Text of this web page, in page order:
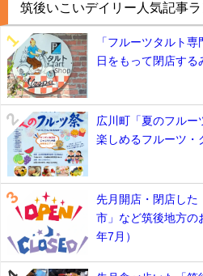
筑後いこいデイリー人気記事
「フルーツタルト
日をもって閉店する
広川町「夏のフル
楽しめるフルーツ・
先月開店・閉店した
市」など筑後地方の
年7月）